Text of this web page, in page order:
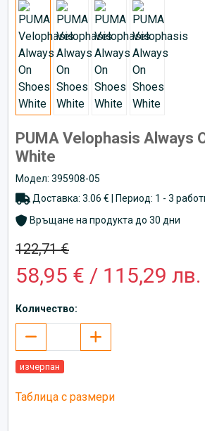
PUMA Velophasis Always
White
Модел: 395908-05
Доставка: 3.06 € | Период: 1 - 3
Връщане на продукта до 30 дни
122,71 €
58,95 € / 115,29 лв.
Количество:
изчерпан
Таблица с размери